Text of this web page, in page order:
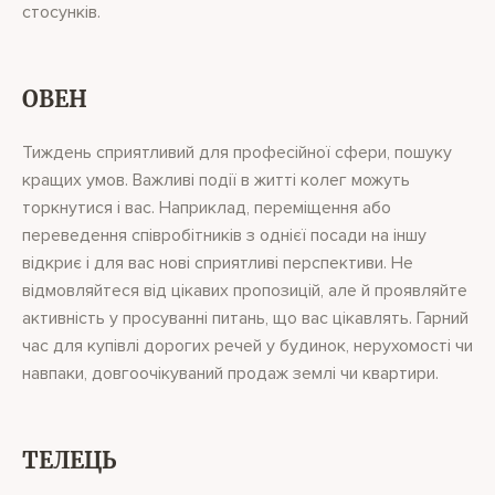
стосунків.
ОВЕН
Тиждень сприятливий для професійної сфери, пошуку
кращих умов. Важливі події в житті колег можуть
торкнутися і вас. Наприклад, переміщення або
переведення співробітників з однієї посади на іншу
відкриє і для вас нові сприятливі перспективи. Не
відмовляйтеся від цікавих пропозицій, але й проявляйте
активність у просуванні питань, що вас цікавлять. Гарний
час для купівлі дорогих речей у будинок, нерухомості чи
навпаки, довгоочікуваний продаж землі чи квартири.
ТЕЛЕЦЬ